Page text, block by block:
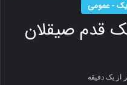
- عمومی
قدم صیقلان
از یک دقیقه